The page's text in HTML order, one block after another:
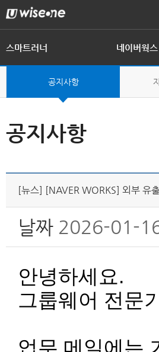
스마트러너
제품 개요
네이버웍스
제품 개요
제품 개요
공지사항
인사말
공지사항
[뉴스] [NAVER WORKS] 외부 유
날짜 2026-01-
안녕하세요.
그룹웨어 전문
업무 메일에는